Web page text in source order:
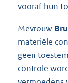
vooraf hun
Mevrouw
materiële
geen
controle